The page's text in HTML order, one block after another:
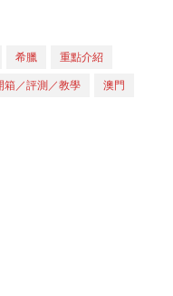
希臘
重點介紹
箱／評測／教學
澳門